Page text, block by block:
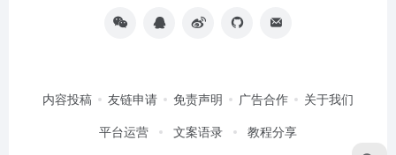
内容投稿 友链申请 免责声明 广告合作 关于我们
平台运营 文案语录 教程分享